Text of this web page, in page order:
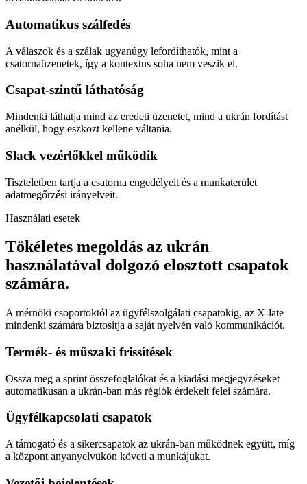
Automatikus szálfedés
A válaszok és a szálak ugyanúgy lefordíthatók, mint a
csatornaüzenetek, így a kontextus soha nem veszik el.
Csapat-szintű láthatóság
Mindenki láthatja mind az eredeti üzenetet, mind a ukrán fordítást
anélkül, hogy eszközt kellene váltania.
Slack vezérlőkkel működik
Tiszteletben tartja a csatorna engedélyeit és a munkaterület
adatmegőrzési irányelveit.
Használati esetek
Tökéletes megoldás az ukrán
használatával dolgozó elosztott csapatok
számára.
A mérnöki csoportoktól az ügyfélszolgálati csapatokig, az X-late
mindenki számára biztosítja a saját nyelvén való kommunikációt.
Termék- és műszaki frissítések
Ossza meg a sprint összefoglalókat és a kiadási megjegyzéseket
automatikusan a ukrán-ban más régiók érdekelt felei számára.
Ügyfélkapcsolati csapatok
A támogató és a sikercsapatok az ukrán-ban működnek együtt, míg
a központ anyanyelvükön követi a munkájukat.